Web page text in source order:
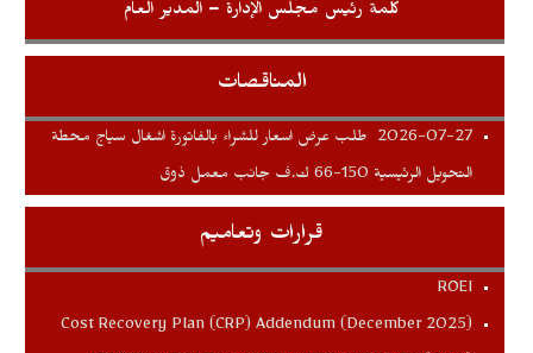
كلمة رئيس مجلس الإدارة – المدير العام
المناقصات
2026-07-27 طلب عرض اسعار للشراء بالفاتورة اشغال سياج محطة
التحويل الرئيسية 150-66 ك.ف جانب معمل ذوق
قرارات وتعاميم
ROEI
Cost Recovery Plan (CRP) Addendum (December 2025)